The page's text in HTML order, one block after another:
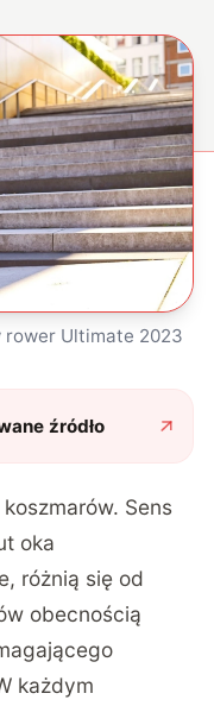
rower Ultimate 2023
źródło
Sens
oka
różnią się od
obecnością
każdym